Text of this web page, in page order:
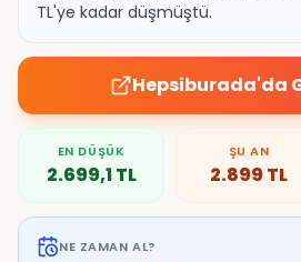
TL'ye kadar düşmüştü.
Hepsiburada'da
EN DÜŞÜK
2.699,1TL
ŞU AN
2.899TL
NE ZAMAN AL?